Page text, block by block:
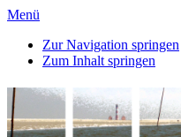
Menü
Zur Navigation springen
Zum Inhalt springen